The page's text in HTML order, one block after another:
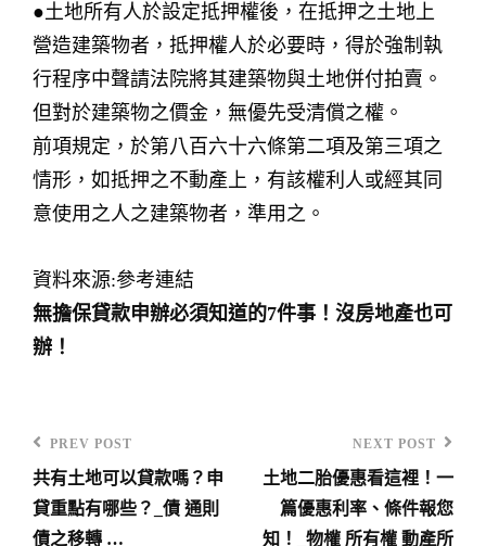
●土地所有人於設定抵押權後，在抵押之土地上
營造建築物者，抵押權人於必要時，得於強制執
行程序中聲請法院將其建築物與土地併付拍賣。
但對於建築物之價金，無優先受清償之權。
前項規定，於第八百六十六條第二項及第三項之
情形，如抵押之不動產上，有該權利人或經其同
意使用之人之建築物者，準用之。
資料來源:參考連結
無擔保貸款申辦必須知道的7件事！沒房地產也可
辦！
文
Previous
Post
PREV POST
共有土地可以貸款嗎？申
貸重點有哪些？_債 通則
債之移轉 …
Post
NEXT POST
土地二胎優惠看這裡！一
篇優惠利率、條件報您
知！_物權 所有權 動產所